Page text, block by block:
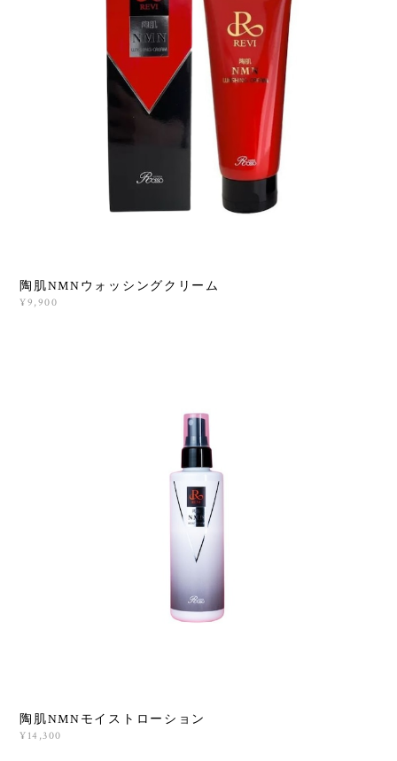
陶肌NMNウォッシングクリーム
¥9,900
陶肌NMNモイストローション
¥14,300